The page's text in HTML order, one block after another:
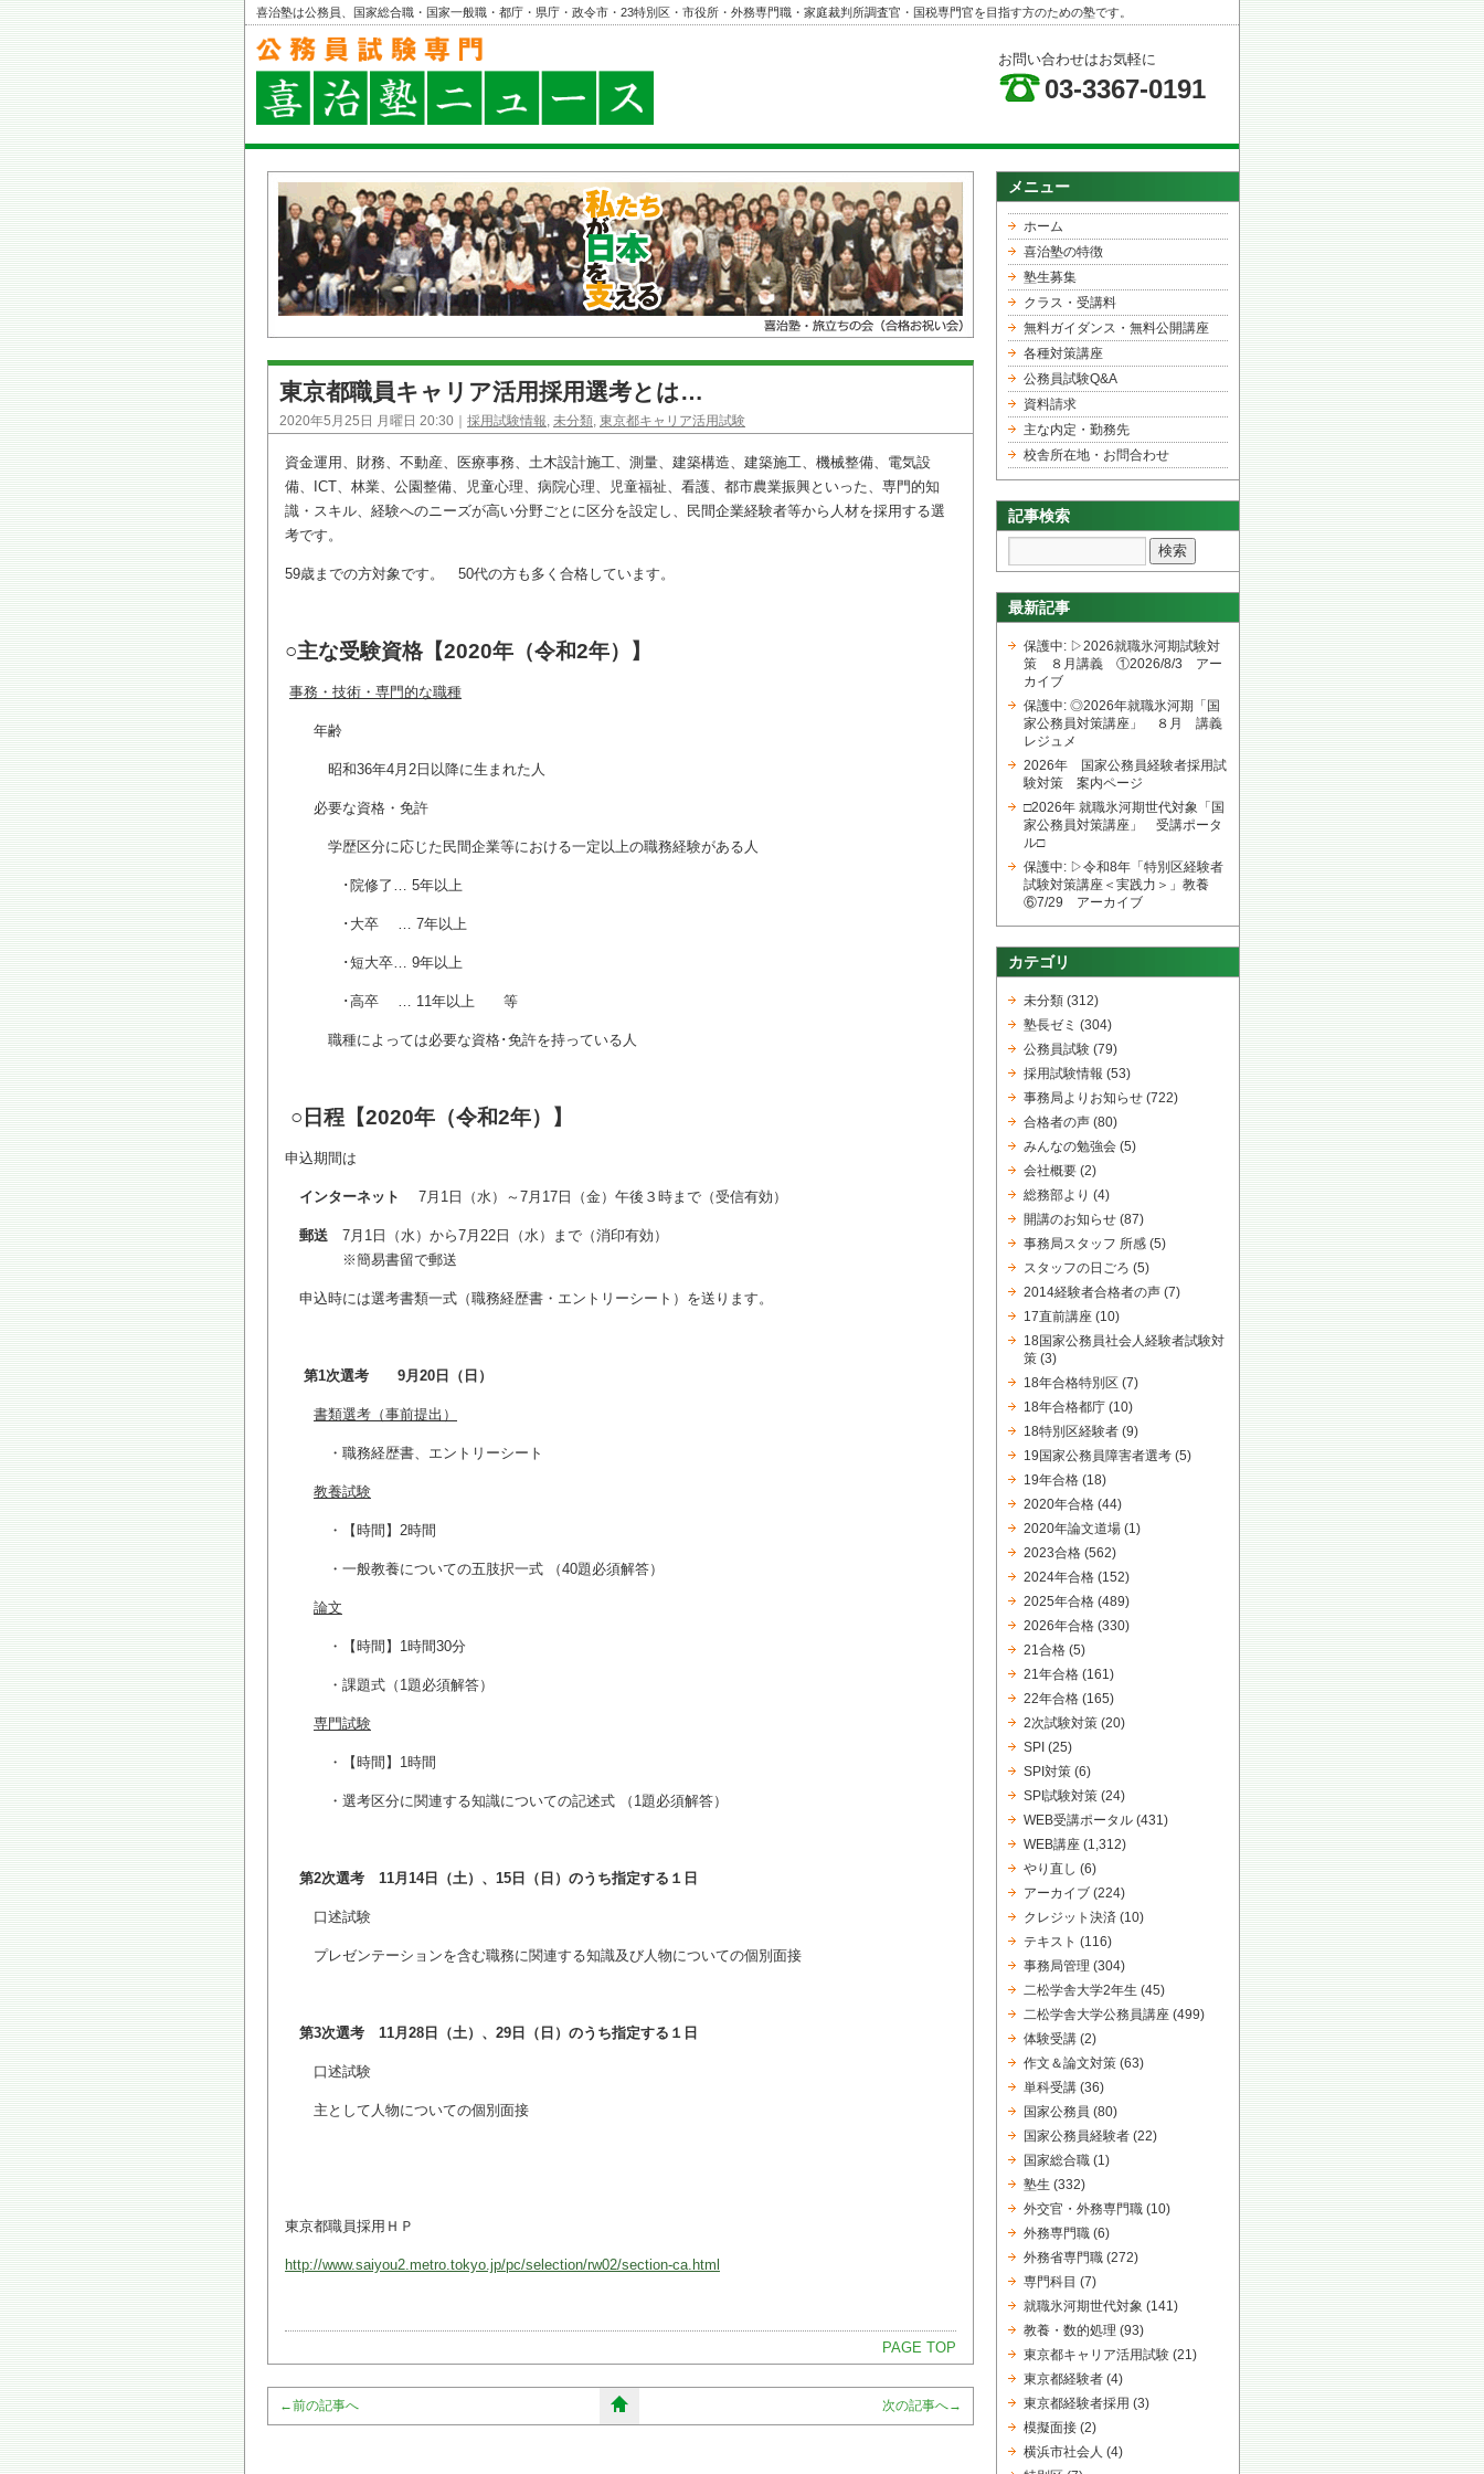
喜治塾は公務員、国家総合職・国家一般職・都庁・県庁・政令市・23特別区・市役所・外務専門職・家庭裁判所調査官・国税専門官を目指す方のための塾です。
お問い合わせはお気軽に
03-3367-0191
東京都職員キャリア活用採用選考とは…
2020年5月25日 月曜日 20:30｜ 採用試験情報, 未分類, 東京都キャリア活用試験
資金運用、財務、不動産、医療事務、土木設計施工、測量、建築構造、建築施工、機械整備、電気設
備、ICT、林業、公園整備、児童心理、病院心理、児童福祉、看護、都市農業振興といった、専門的知
識・スキル、経験へのニーズが高い分野ごとに区分を設定し、民間企業経験者等から人材を採用する選
考です。
59歳までの方対象です。 50代の方も多く合格しています。
○主な受験資格【2020年（令和2年）】
事務・技術・専門的な職種
年齢
昭和36年4月2日以降に生まれた人
必要な資格・免許
学歴区分に応じた民間企業等における一定以上の職務経験がある人
･院修了… 5年以上
･大卒 … 7年以上
･短大卒… 9年以上
･高卒 … 11年以上 等
職種によっては必要な資格･免許を持っている人
○日程【2020年（令和2年）】
申込期間は
インターネット 7月1日（水）～7月17日（金）午後３時まで（受信有効）
郵送 7月1日（水）から7月22日（水）まで（消印有効）
※簡易書留で郵送
申込時には選考書類一式（職務経歴書・エントリーシート）を送ります。
第1次選考 9月20日（日）
書類選考（事前提出）
・職務経歴書、エントリーシート
教養試験
・【時間】2時間
・一般教養についての五肢択一式 （40題必須解答）
論文
・【時間】1時間30分
・課題式（1題必須解答）
専門試験
・【時間】1時間
・選考区分に関連する知識についての記述式 （1題必須解答）
第2次選考 11月14日（土）、15日（日）のうち指定する１日
口述試験
プレゼンテーションを含む職務に関連する知識及び人物についての個別面接
第3次選考 11月28日（土）、29日（日）のうち指定する１日
口述試験
主として人物についての個別面接
東京都職員採用ＨＰ
http://www.saiyou2.metro.tokyo.jp/pc/selection/rw02/section-ca.html
PAGE TOP
←前の記事へ 次の記事へ→
メニュー
ホーム
喜治塾の特徴
塾生募集
クラス・受講料
無料ガイダンス・無料公開講座
各種対策講座
公務員試験Q&A
資料請求
主な内定・勤務先
校舎所在地・お問合わせ
記事検索
最新記事
保護中: ▷2026就職氷河期試験対
策 ８月講義 ①2026/8/3 アー
カイブ
保護中: ◎2026年就職氷河期「国
家公務員対策講座」 ８月 講義
レジュメ
2026年 国家公務員経験者採用試
験対策 案内ページ
□2026年 就職氷河期世代対象「国
家公務員対策講座」 受講ポータ
ル□
保護中: ▷令和8年「特別区経験者
試験対策講座＜実践力＞」教養
⑥7/29 アーカイブ
カテゴリ
未分類 (312)
塾長ゼミ (304)
公務員試験 (79)
採用試験情報 (53)
事務局よりお知らせ (722)
合格者の声 (80)
みんなの勉強会 (5)
会社概要 (2)
総務部より (4)
開講のお知らせ (87)
事務局スタッフ 所感 (5)
スタッフの日ごろ (5)
2014経験者合格者の声 (7)
17直前講座 (10)
18国家公務員社会人経験者試験対
策 (3)
18年合格特別区 (7)
18年合格都庁 (10)
18特別区経験者 (9)
19国家公務員障害者選考 (5)
19年合格 (18)
2020年合格 (44)
2020年論文道場 (1)
2023合格 (562)
2024年合格 (152)
2025年合格 (489)
2026年合格 (330)
21合格 (5)
21年合格 (161)
22年合格 (165)
2次試験対策 (20)
SPI (25)
SPI対策 (6)
SPI試験対策 (24)
WEB受講ポータル (431)
WEB講座 (1,312)
やり直し (6)
アーカイブ (224)
クレジット決済 (10)
テキスト (116)
事務局管理 (304)
二松学舎大学2年生 (45)
二松学舎大学公務員講座 (499)
体験受講 (2)
作文＆論文対策 (63)
単科受講 (36)
国家公務員 (80)
国家公務員経験者 (22)
国家総合職 (1)
塾生 (332)
外交官・外務専門職 (10)
外務専門職 (6)
外務省専門職 (272)
専門科目 (7)
就職氷河期世代対象 (141)
教養・数的処理 (93)
東京都キャリア活用試験 (21)
東京都経験者 (4)
東京都経験者採用 (3)
模擬面接 (2)
横浜市社会人 (4)